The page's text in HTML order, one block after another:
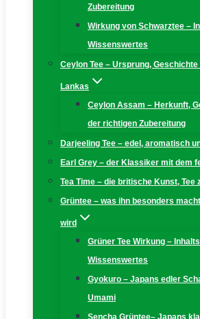
Zubereitung
Wirkung von Schwarztee –
Wissenswertes
Ceylon Tee – Ursprung, Geschichte
Lankas
Ceylon Assam – Herkunft,
der richtigen Zubereitung
Darjeeling Tee – edel, aromatisch
Earl Grey – der Klassiker mit dem
Tea Time – die britische Kunst, Tee
Grüntee – was ihn besonders
wird
Grüner Tee Wirkung –
Wissenswertes
Gyokuro – Japans edler
Umami
Sencha Grüntee– Japans